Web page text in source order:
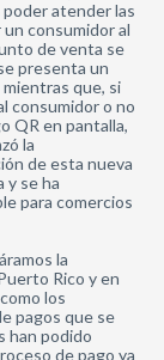
atender las
consumidor al
de venta se
presenta un
que, si
consumidor o no
QR en pantalla,
la
de esta nueva
y se ha
para comercios
la
Rico y en
los
pagos que se
han podido
de pago ya